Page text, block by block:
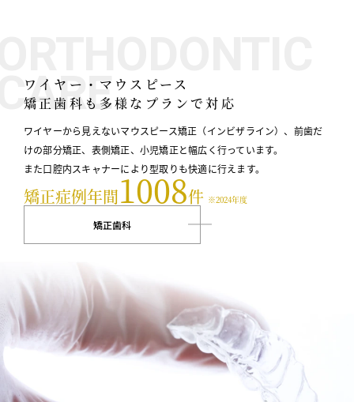
ワイヤー・マウスピース
矯正歯科も多様なプランで対応
ワイヤーから見えないマウスピース矯正（インビザライン）、前歯だ
けの部分矯正、表側矯正、小児矯正と幅広く行っています。
また口腔内スキャナーにより型取りも快適に行えます。
矯正症例年間1008件 ※2024年度
矯正歯科